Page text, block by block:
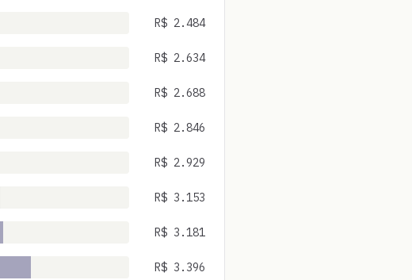
R$ 2.484
R$ 2.634
R$ 2.688
R$ 2.846
R$ 2.929
R$ 3.153
R$ 3.181
R$ 3.396